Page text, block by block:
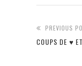
PREVIOUS
COUPS DE ♥